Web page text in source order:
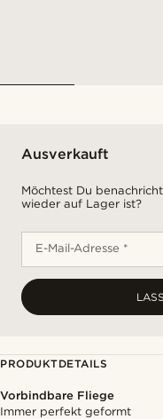
Ausverkauft
Möchtest Du
wieder auf Lager ist?
E-Mail-Adresse *
PRODUKTDETAILS
Vorbindbare Fliege
Immer perfekt geformt